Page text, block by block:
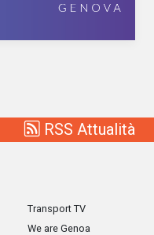
RSS Attualità
Transport TV
We are Genoa